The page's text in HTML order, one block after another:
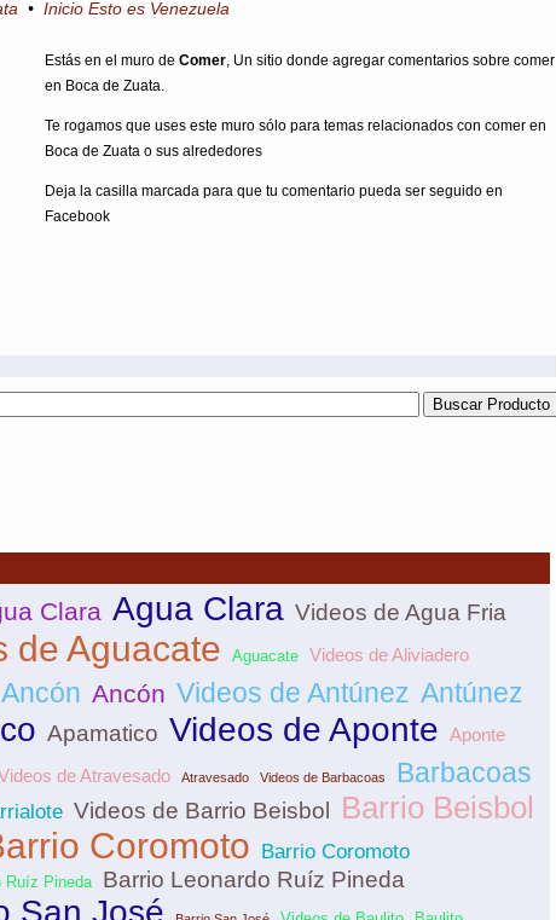
• Inicio Esto es Venezuela
Estás en el muro de Comer, Un sitio donde agregar comentarios sobre comer
en Boca de Zuata.
Te rogamos que uses este muro sólo para temas relacionados con comer en
Boca de Zuata o sus alrededores
Deja la casilla marcada para que tu comentario pueda ser seguido en
Facebook
Clara Agua Clara Videos de Agua Fria
de Aguacate Aguacate Videos de Aliviadero
Ancón Videos de Antúnez Antúnez
Apamatico Videos de Aponte Aponte
de Atravesado Atravesado Videos de Barbacoas Barbacoas
Videos de Barrio Beisbol Barrio Beisbol
Coromoto Barrio Coromoto
Ruíz Pineda Barrio Leonardo Ruíz Pineda
San José